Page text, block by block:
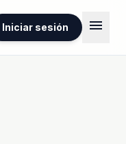
Iniciar sesión menu